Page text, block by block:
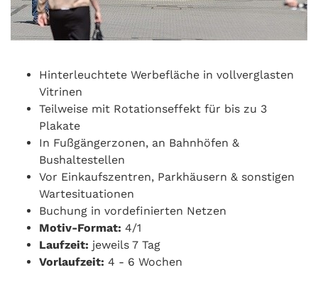
Hinterleuchtete Werbefläche in vollverglasten
Vitrinen
Teilweise mit Rotationseffekt für bis zu 3
Plakate
In Fußgängerzonen, an Bahnhöfen &
Bushaltestellen
Vor Einkaufszentren, Parkhäusern & sonstigen
Wartesituationen
Buchung in vordefinierten Netzen
Motiv-Format: 4/1
Laufzeit: jeweils 7 Tag
Vorlaufzeit: 4 - 6 Wochen